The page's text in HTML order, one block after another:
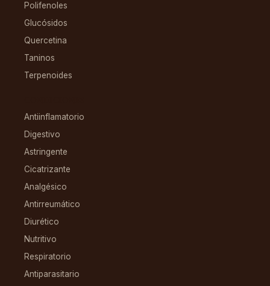
Polifenoles
Glucósidos
Quercetina
Taninos
Terpenoides
Antiinflamatorio
Digestivo
Astringente
Cicatrizante
Analgésico
Antirreumático
Diurético
Nutritivo
Respiratorio
Antiparasitario